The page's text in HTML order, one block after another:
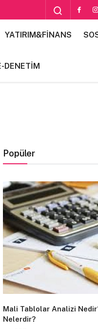
YATIRIM&FİNANS
DENETİM
Popüler
Mali Tablolar Analizi
Nelerdir?